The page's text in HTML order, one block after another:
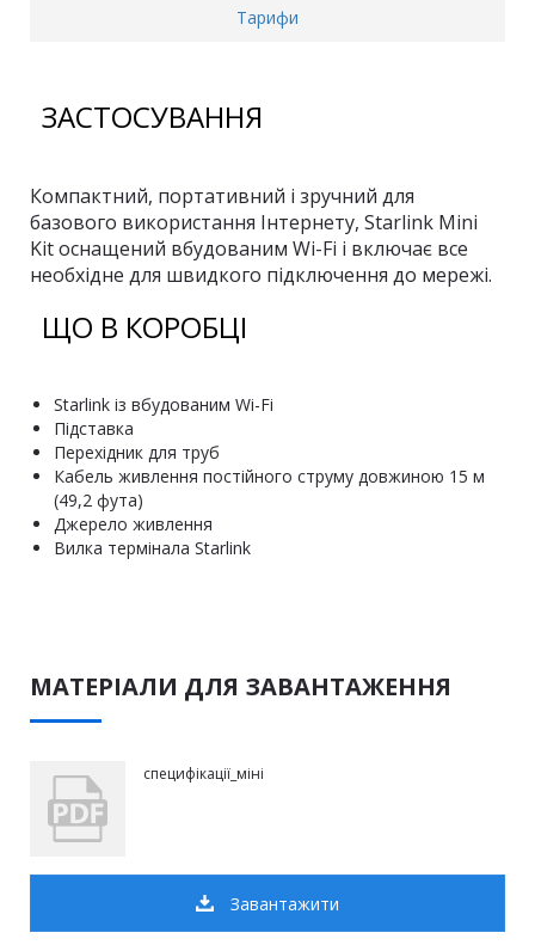
Тарифи
ЗАСТОСУВАННЯ
Компактний, портативний і зручний для
базового використання Інтернету, Starlink Mini
Kit оснащений вбудованим Wi-Fi і включає все
необхідне для швидкого підключення до мережі.
ЩО В КОРОБЦІ
Starlink із вбудованим Wi-Fi
Підставка
Перехідник для труб
Кабель живлення постійного струму довжиною 15 м
(49,2 фута)
Джерело живлення
Вилка термінала Starlink
МАТЕРІАЛИ ДЛЯ ЗАВАНТАЖЕННЯ
специфікації_міні
Завантажити